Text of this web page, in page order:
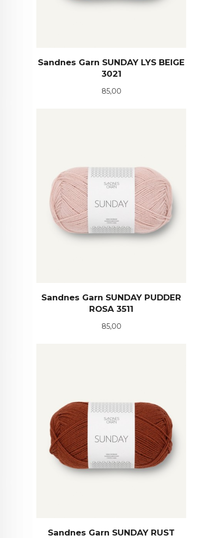
Sandnes Garn SUNDAY LYS BEIGE
3021
Pris
85,00
Sandnes Garn SUNDAY PUDDER
ROSA 3511
Pris
85,00
Sandnes Garn SUNDAY RUST